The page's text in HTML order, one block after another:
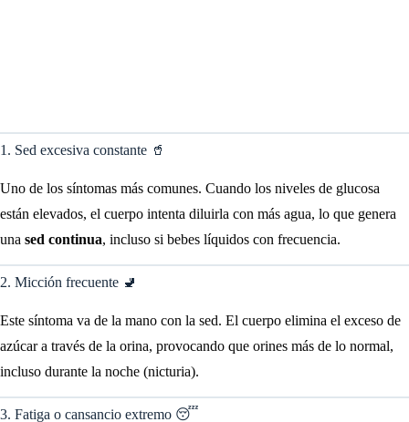
1. Sed excesiva constante 🥤
Uno de los síntomas más comunes. Cuando los niveles de glucosa
están elevados, el cuerpo intenta diluirla con más agua, lo que genera
una sed continua, incluso si bebes líquidos con frecuencia.
2. Micción frecuente 🚽
Este síntoma va de la mano con la sed. El cuerpo elimina el exceso de
azúcar a través de la orina, provocando que orines más de lo normal,
incluso durante la noche (nicturia).
3. Fatiga o cansancio extremo 😴